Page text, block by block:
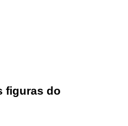
figuras do